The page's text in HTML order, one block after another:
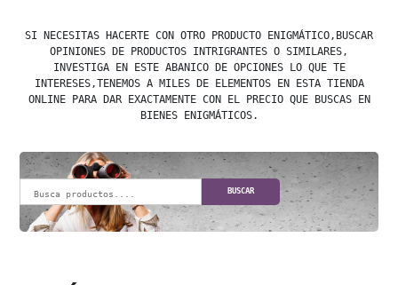
SI NECESITAS HACERTE CON OTRO PRODUCTO ENIGMÁTICO,BUSCAR
OPINIONES DE PRODUCTOS INTRIGRANTES O SIMILARES,
INVESTIGA EN ESTE ABANICO DE OPCIONES LO QUE TE
INTERESES,TENEMOS A MILES DE ELEMENTOS EN ESTA TIENDA
ONLINE PARA DAR EXACTAMENTE CON EL PRECIO QUE BUSCAS EN
BIENES ENIGMÁTICOS.
BUSCAR